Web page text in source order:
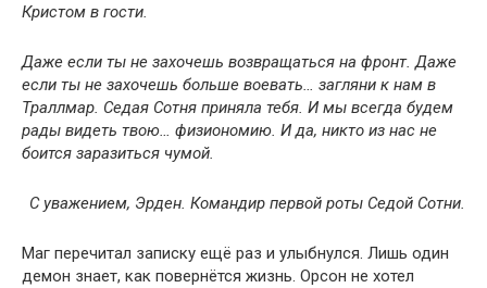
Кристом в гости.
Даже если ты не захочешь возвращаться на фронт. Даже
если ты не захочешь больше воевать… загляни к нам в
Траллмар. Седая Сотня приняла тебя. И мы всегда будем
рады видеть твою… физиономию. И да, никто из нас не
боится заразиться чумой.
С уважением, Эрден. Командир первой роты Седой Сотни.
Маг перечитал записку ещё раз и улыбнулся. Лишь один
демон знает, как повернётся жизнь. Орсон не хотел